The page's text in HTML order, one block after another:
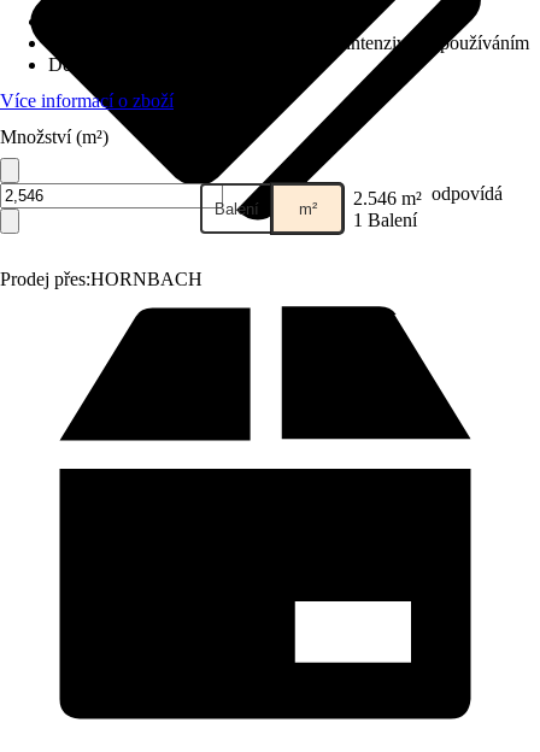
Prodej přes:HORNBACH
33 - Komerční prostory s intenzivním používáním
Dekor / vzor
Více informací o zboží
Množství (m²)
Balení m² 2.546 m² odpovídá
1 Balení